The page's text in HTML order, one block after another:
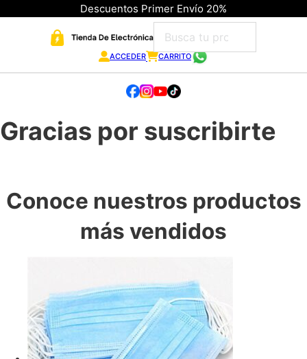
Descuentos Primer Envío 20%
ACCEDER CARRITO
Gracias por suscribirte
Conoce nuestros productos
más vendidos